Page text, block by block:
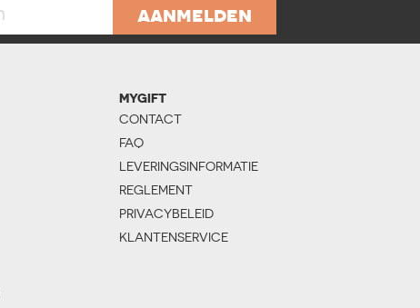
aanmelden
MYGIFT
CONTACT
FAQ
LEVERINGSINFORMATIE
REGLEMENT
PRIVACYBELEID
KLANTENSERVICE